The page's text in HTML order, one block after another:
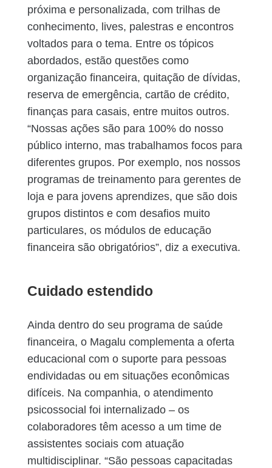
próxima e personalizada, com trilhas de
conhecimento, lives, palestras e encontros
voltados para o tema. Entre os tópicos
abordados, estão questões como
organização financeira, quitação de dívidas,
reserva de emergência, cartão de crédito,
finanças para casais, entre muitos outros.
“Nossas ações são para 100% do nosso
público interno, mas trabalhamos focos para
diferentes grupos. Por exemplo, nos nossos
programas de treinamento para gerentes de
loja e para jovens aprendizes, que são dois
grupos distintos e com desafios muito
particulares, os módulos de educação
financeira são obrigatórios”, diz a executiva.
Cuidado estendido
Ainda dentro do seu programa de saúde
financeira, o Magalu complementa a oferta
educacional com o suporte para pessoas
endividadas ou em situações econômicas
difíceis. Na companhia, o atendimento
psicossocial foi internalizado – os
colaboradores têm acesso a um time de
assistentes sociais com atuação
multidisciplinar. “São pessoas capacitadas